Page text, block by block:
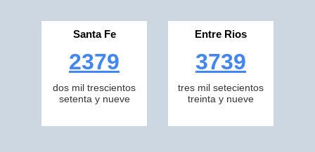
Santa Fe
2379
dos mil trescientos
setenta y nueve
Entre Rios
3739
tres mil setecientos
treinta y nueve